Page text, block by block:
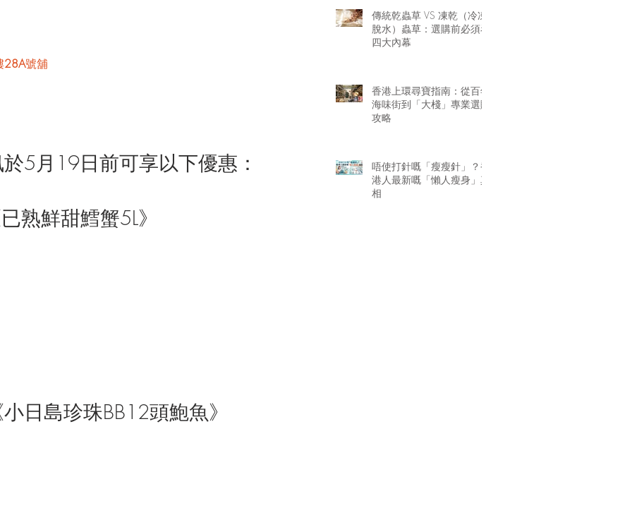
28A號舖
5月19日前可享以下優惠：
熟鮮甜鱈蟹5L》
日島珍珠BB12頭鮑魚》
傳統乾蟲草 VS 凍乾（冷凍
脫水）蟲草：選購前必須看
四大內幕
香港上環尋寶指南：從百年
海味街到「大棧」專業選購
攻略
唔使打針嘅「瘦瘦針」？香
港人最新嘅「懶人瘦身」真
相